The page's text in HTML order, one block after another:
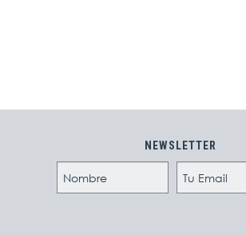
NEWSLETTER